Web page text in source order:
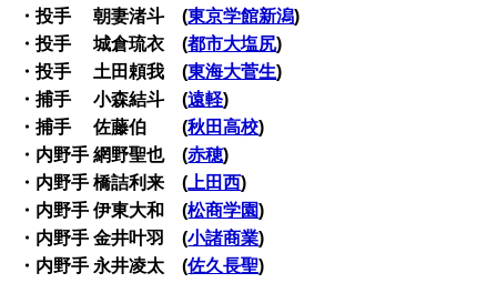
・投手 朝妻渚斗 (東京学館新潟)
・投手 城倉琉衣 (都市大塩尻)
・投手 土田頼我 (東海大菅生)
・捕手 小森結斗 (遠軽)
・捕手 佐藤伯 (秋田高校)
・内野手 網野聖也 (赤穂)
・内野手 橋詰利来 ( 上田西)
・内野手 伊東大和 (松商学園)
・内野手 金井叶羽 (小諸商業)
・内野手 永井凌太 (佐久長聖)